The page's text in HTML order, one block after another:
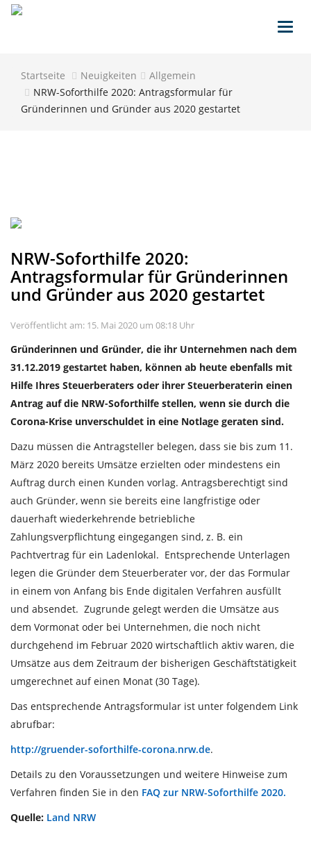
Startseite Neuigkeiten
Allgemein
NRW-Soforthilfe 2020: Antragsformular für
Gründerinnen und Gründer aus 2020 gestartet
NRW-Soforthilfe 2020:
Antragsformular für Gründerinnen
und Gründer aus 2020 gestartet
Veröffentlicht am: 15. Mai 2020 um 08:18 Uhr
Gründerinnen und Gründer, die ihr Unternehmen nach dem
31.12.2019 gestartet haben, können ab heute ebenfalls mit
Hilfe Ihres Steuerberaters oder ihrer Steuerberaterin einen
Antrag auf die NRW-Soforthilfe stellen, wenn sie durch die
Corona-Krise unverschuldet in eine Notlage geraten sind.
Dazu müssen die Antragsteller belegen, dass sie bis zum 11.
März 2020 bereits Umsätze erzielten oder mindestens ein
Auftrag durch einen Kunden vorlag. Antragsberechtigt sind
auch Gründer, wenn sie bereits eine langfristige oder
dauerhaft wiederkehrende betriebliche
Zahlungsverpflichtung eingegangen sind, z. B. ein
Pachtvertrag für ein Ladenlokal. Entsprechende Unterlagen
legen die Gründer dem Steuerberater vor, der das Formular
in einem von Anfang bis Ende digitalen Verfahren ausfüllt
und absendet. Zugrunde gelegt werden die Umsätze aus
dem Vormonat oder bei Unternehmen, die noch nicht
durchgehend im Februar 2020 wirtschaftlich aktiv waren, die
Umsätze aus dem Zeitraum der bisherigen Geschäftstätigkeit
umgerechnet auf einen Monat (30 Tage).
Das entsprechende Antragsformular ist unter folgendem Link
abrufbar:
http://gruender-soforthilfe-corona.nrw.de.
Details zu den Voraussetzungen und weitere Hinweise zum
Verfahren finden Sie in den FAQ zur NRW-Soforthilfe 2020.
Quelle: Land NRW